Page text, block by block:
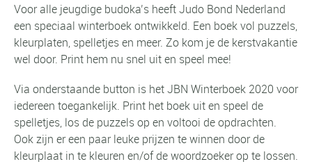
Voor alle jeugdige budoka’s heeft Judo Bond Nederland
een speciaal winterboek ontwikkeld. Een boek vol puzzels,
kleurplaten, spelletjes en meer. Zo kom je de kerstvakantie
wel door. Print hem nu snel uit en speel mee!
Via onderstaande button is het JBN Winterboek 2020 voor
iedereen toegankelijk. Print het boek uit en speel de
spelletjes, los de puzzels op en voltooi de opdrachten.
Ook zijn er een paar leuke prijzen te winnen door de
kleurplaat in te kleuren en/of de woordzoeker op te lossen.